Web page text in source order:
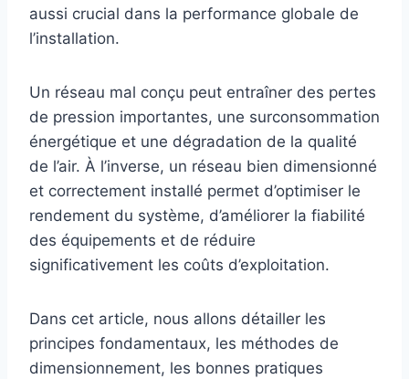
aussi crucial dans la performance globale de
l’installation.
Un réseau mal conçu peut entraîner des pertes
de pression importantes, une surconsommation
énergétique et une dégradation de la qualité
de l’air. À l’inverse, un réseau bien dimensionné
et correctement installé permet d’optimiser le
rendement du système, d’améliorer la fiabilité
des équipements et de réduire
significativement les coûts d’exploitation.
Dans cet article, nous allons détailler les
principes fondamentaux, les méthodes de
dimensionnement, les bonnes pratiques